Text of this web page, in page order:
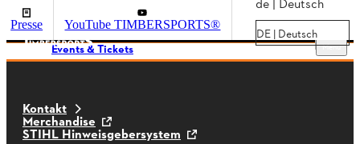
Presse YouTube TIMBERSPORTS®
de | Deutsch
DE | Deutsch
Menu
Events & Tickets
Kontakt
Merchandise
STIHL Hinweisgebersystem